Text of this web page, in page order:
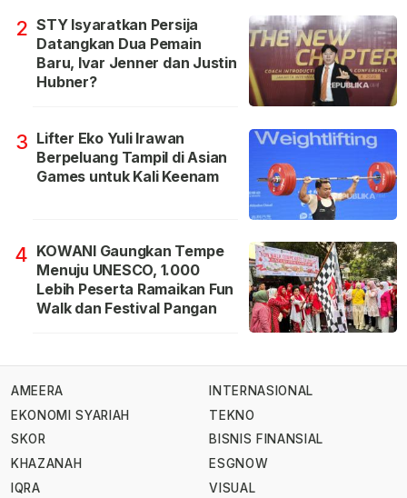
2 STY Isyaratkan Persija
Datangkan Dua Pemain
Baru, Ivar Jenner dan Justin
Hubner?
3 Lifter Eko Yuli Irawan
Berpeluang Tampil di Asian
Games untuk Kali Keenam
4 KOWANI Gaungkan Tempe
Menuju UNESCO, 1.000
Lebih Peserta Ramaikan Fun
Walk dan Festival Pangan
AMEERA
EKONOMI SYARIAH
SKOR
KHAZANAH
IQRA
INTERNASIONAL
TEKNO
BISNIS FINANSIAL
ESGNOW
VISUAL